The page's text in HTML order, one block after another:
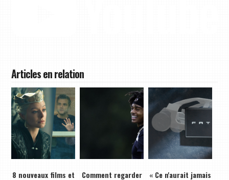
Articles en relation
8 nouveaux films et
Comment regarder
« Ce n'aurait jamais